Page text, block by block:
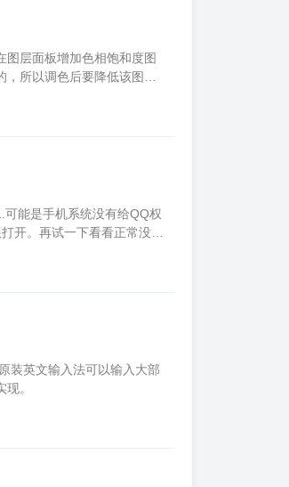
图层面板增加色相饱和度图
所以调色后要降低该图层
能是手机系统没有给QQ权
开。再试一下看看正常没
装英文输入法可以输入大部
。